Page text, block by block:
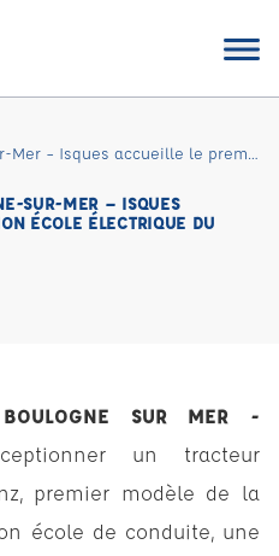
SUR-MER – ISQUES
ÉCOLE ÉLECTRIQUE DU
SUR MER -
un tracteur
premier modèle de la
école de conduite, une